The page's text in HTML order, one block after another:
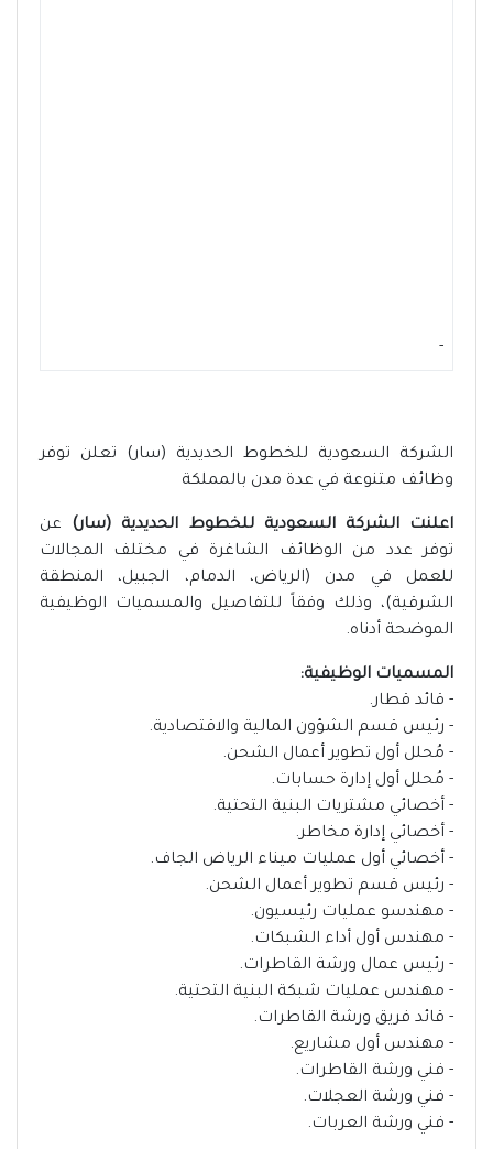
-
الشركة السعودية للخطوط الحديدية (سار) تعلن توفر
وظائف متنوعة في عدة مدن بالمملكة
اعلنت الشركة السعودية للخطوط الحديدية (سار) عن
توفر عدد من الوظائف الشاغرة في مختلف المجالات
للعمل في مدن (الرياض، الدمام، الجبيل، المنطقة
الشرقية)، وذلك وفقاً للتفاصيل والمسميات الوظيفية
الموضحة أدناه.
المسميات الوظيفية:
- قائد قطار.
- رئيس قسم الشؤون المالية والاقتصادية.
- مُحلل أول تطوير أعمال الشحن.
- مُحلل أول إدارة حسابات.
- أخصائي مشتريات البنية التحتية.
- أخصائي إدارة مخاطر.
- أخصائي أول عمليات ميناء الرياض الجاف.
- رئيس قسم تطوير أعمال الشحن.
- مهندسو عمليات رئيسيون.
- مهندس أول أداء الشبكات.
- رئيس عمال ورشة القاطرات.
- مهندس عمليات شبكة البنية التحتية.
- قائد فريق ورشة القاطرات.
- مهندس أول مشاريع.
- فني ورشة القاطرات.
- فني ورشة العجلات.
- فني ورشة العربات.